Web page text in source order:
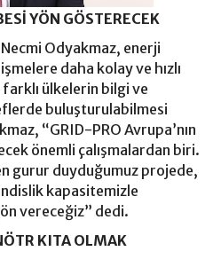
YÖN GÖSTERECEK
Odyakmaz, enerji
daha kolay ve hızlı
ülkelerin bilgi ve
buluşturulabilmesi
“GRID-PRO Avrupa’nın
önemli çalışmalardan biri.
gurur duyduğumuz projede,
kapasitemizle
vereceğiz” dedi.
KITA OLMAK